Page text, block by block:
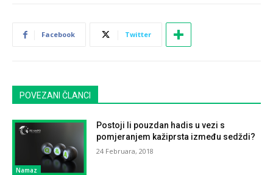
Facebook Twitter
POVEZANI ČLANCI
Namaz
Postoji li pouzdan hadis u vezi s
pomjeranjem kažiprsta između sedždi?
24 Februara, 2018